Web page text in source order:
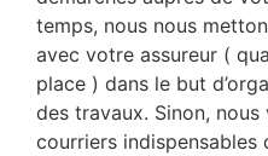
temps, nous nous
avec votre assureur (
place ) dans le but
des travaux. Sinon,
courriers